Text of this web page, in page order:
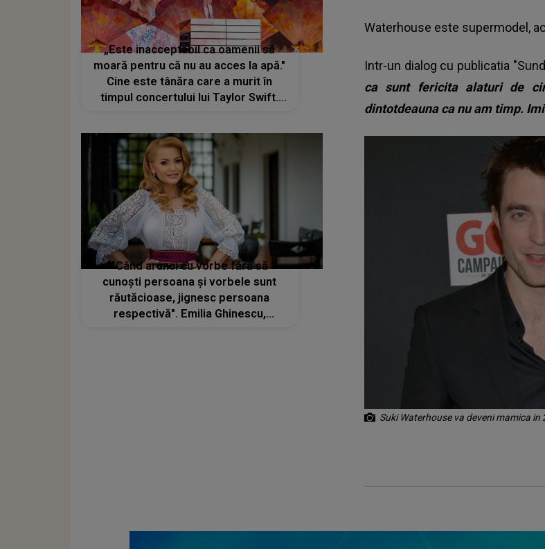
Waterhouse este supermodel,
Intr-un dialog cu publicatia
ca sunt fericita alaturi de
dintotdeauna ca nu am timp.
Suki Waterhouse va deveni mamica in
„Este inacceptabil ca oamenii să
moară pentru că nu au acces la apă."
Cine este tânăra care a murit în
timpul concertului lui Taylor Swift.
"Când arunci cu vorbe fără să
cunoști persoana și vorbele sunt
răutăcioase, jignesc persoana
respectivă". Emilia Ghinescu,